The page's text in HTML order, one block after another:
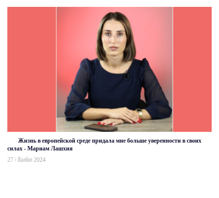
Жизнь в европейской среде придала мне больше уверенности в своих
силах - Мариам Лашхия
27 / მაისი 2024